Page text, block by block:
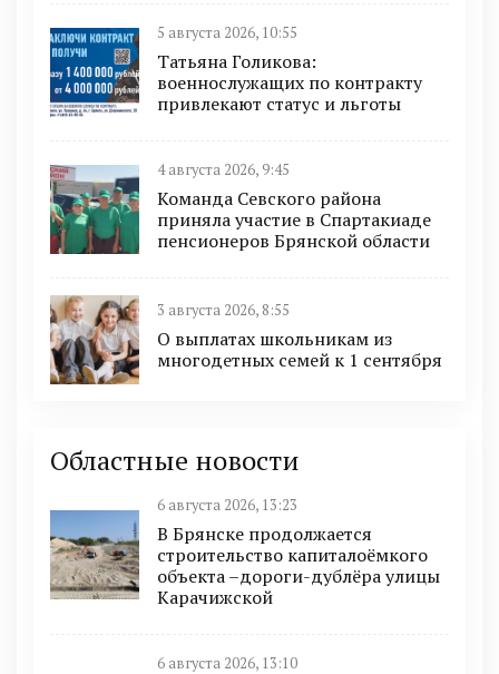
5 августа 2026, 10:55
Татьяна Голикова:
военнослужащих по контракту
привлекают статус и льготы
4 августа 2026, 9:45
Команда Севского района
приняла участие в Спартакиаде
пенсионеров Брянской области
3 августа 2026, 8:55
О выплатах школьникам из
многодетных семей к 1 сентября
Областные новости
6 августа 2026, 13:23
В Брянске продолжается
строительство капиталоёмкого
объекта –дороги-дублёра улицы
Карачижской
6 августа 2026, 13:10